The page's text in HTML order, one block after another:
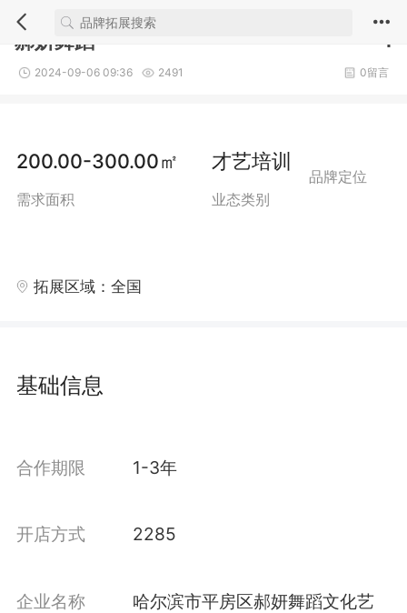
1
郝妍舞蹈
2024-09-06 09:36 2491 0留言
200.00-300.00㎡
需求面积
才艺培训
业态类别
品牌定位
拓展区域：全国
基础信息
合作期限 1-3年
开店方式 2285
企业名称
哈尔滨市平房区郝妍舞蹈文化艺